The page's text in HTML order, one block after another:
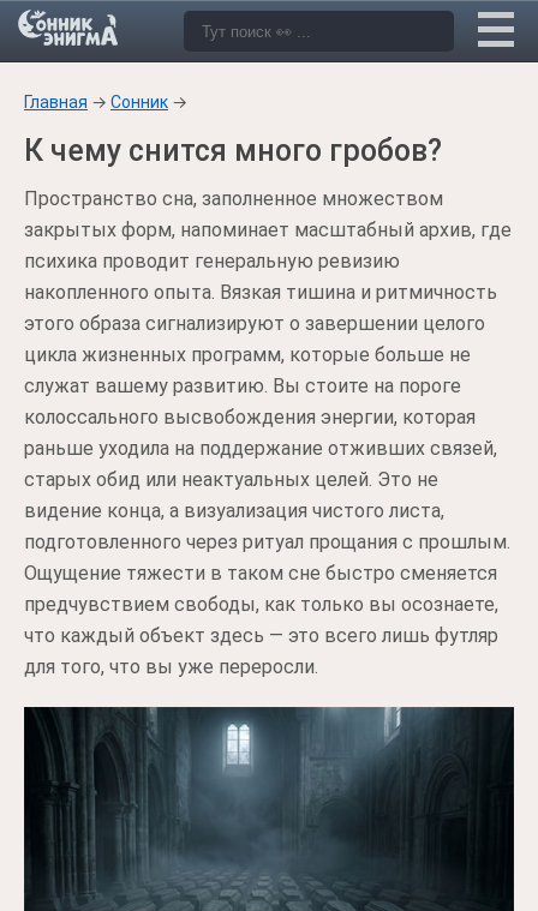
Главная → Сонник →
К чему снится много гробов?
Пространство сна, заполненное множеством
закрытых форм, напоминает масштабный архив, где
психика проводит генеральную ревизию
накопленного опыта. Вязкая тишина и ритмичность
этого образа сигнализируют о завершении целого
цикла жизненных программ, которые больше не
служат вашему развитию. Вы стоите на пороге
колоссального высвобождения энергии, которая
раньше уходила на поддержание отживших связей,
старых обид или неактуальных целей. Это не
видение конца, а визуализация чистого листа,
подготовленного через ритуал прощания с прошлым.
Ощущение тяжести в таком сне быстро сменяется
предчувствием свободы, как только вы осознаете,
что каждый объект здесь — это всего лишь футляр
для того, что вы уже переросли.